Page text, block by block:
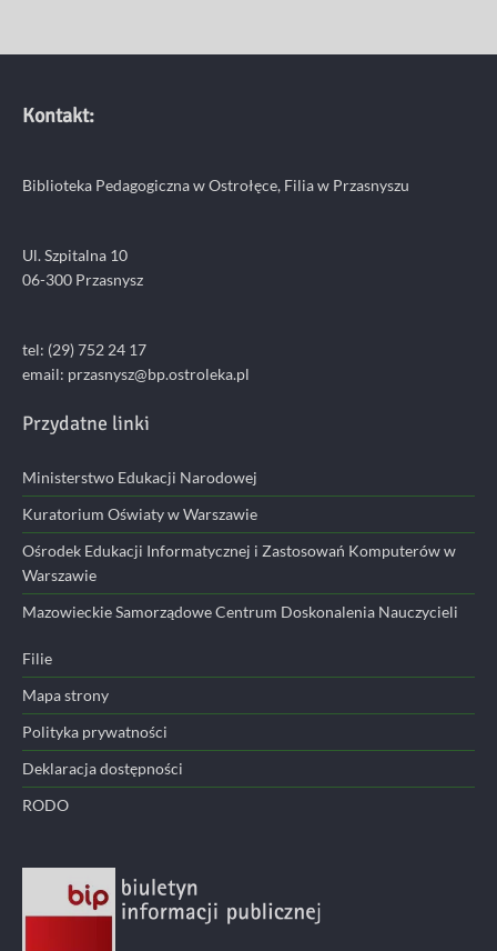
Kontakt:
Biblioteka Pedagogiczna w Ostrołęce, Filia w Przasnyszu
Ul. Szpitalna 10
06-300 Przasnysz
tel: (29) 752 24 17
email: przasnysz@bp.ostroleka.pl
Przydatne linki
Ministerstwo Edukacji Narodowej
Kuratorium Oświaty w Warszawie
Ośrodek Edukacji Informatycznej i Zastosowań Komputerów w
Warszawie
Mazowieckie Samorządowe Centrum Doskonalenia Nauczycieli
Filie
Mapa strony
Polityka prywatności
Deklaracja dostępności
RODO